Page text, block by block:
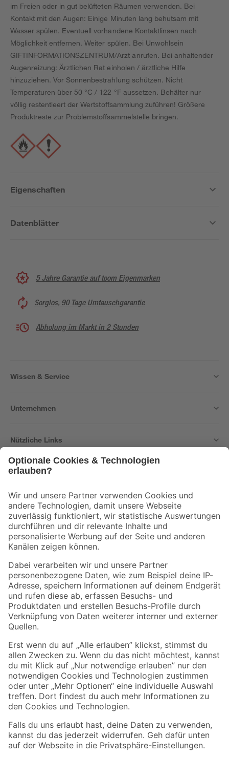
im Freien oder in gut belüfteten Räumen verwenden. Bei
Kontakt mit den Augen: Einige Minuten lang behutsam mit
Wasser spülen. Eventuell vorhandene Kontaktlinsen nach
Möglichkeit entfernen. Weiter spülen. Bei Unwohlsein
GIFTINFORMATIONSZENTRUM/Arzt anrufen. Bei anhaltender
Augenreizung: Ärztlichen Rat einholen / ärztliche Hilfe
hinzuziehen. Vor Sonnenbestrahlung schützen. Nicht
Temperaturen über 50 °C / 122 °F aussetzen. Behälter nur
völlig restentleert der Wertstoffsammlung zuführen! Größere
Produktreste zur Problemstoffsammelstelle bringen.
Eigenschaften
Datenblätter
5 Jahre Garantie auf toom Eigenmarken
Sorglos, 90 Tage Umtauschgarantie
Abholung im Markt in 2 Stunden
Wissen & Service
Unternehmen
Nützliche Links
Der toom Newsletter: Keine Angebote und Aktionen mehr verpassen!
Zur Newsletter Anmeldung
Folge uns
Zahlungsarten Versandarten
Sicher einkaufen
Jetzt die toom-App herunterladen
Alle Preisangaben in EUR inkl. gesetzl. MwSt.. Die dargestellten Angebote sind unter
Umständen nicht in allen Märkten verfügbar. Die angegebenen Verfügbarkeiten beziehen